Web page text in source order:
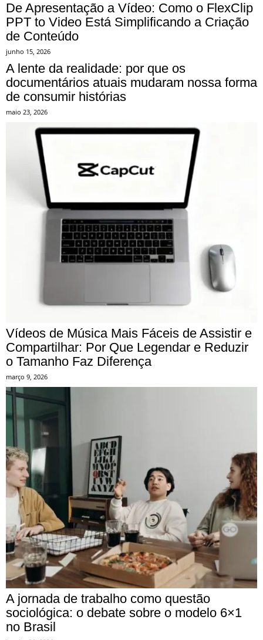
De Apresentação a Vídeo: Como o FlexClip
PPT to Video Está Simplificando a Criação
de Conteúdo
junho 15, 2026
A lente da realidade: por que os
documentários atuais mudaram nossa forma
de consumir histórias
maio 23, 2026
Vídeos de Música Mais Fáceis de Assistir e
Compartilhar: Por Que Legendar e Reduzir
o Tamanho Faz Diferença
março 9, 2026
A jornada de trabalho como questão
sociológica: o debate sobre o modelo 6×1
no Brasil